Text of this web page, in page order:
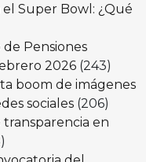
Super Bowl: ¿Qué
Pensiones
2026 (243)
boom de imágenes
sociales (206)
transparencia en